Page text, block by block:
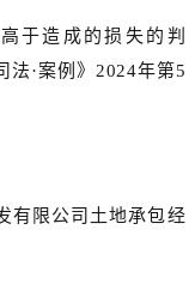
于造成的损失的判
法·案例》2024年第5
有限公司土地承包经